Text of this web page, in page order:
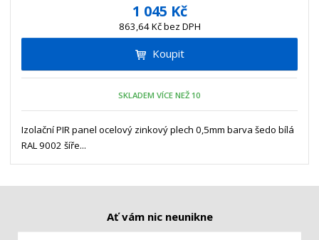
1 045 Kč
863,64 Kč bez DPH
i
p
e
t
i
m
ž
s
v
t
n
s
t
v
í
Koupit
SKLADEM VÍCE NEŽ 10
Izolační PIR panel ocelový zinkový plech 0,5mm barva šedo bílá
RAL 9002 šíře...
Ať vám nic neunikne